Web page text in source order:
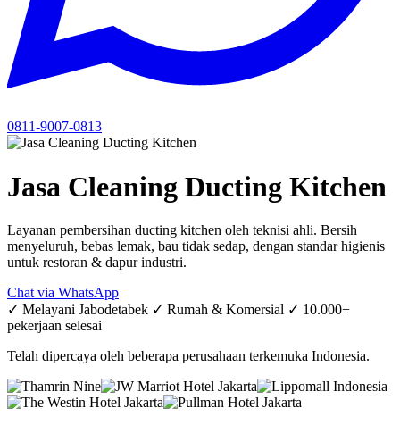
0811-9007-0813
Jasa Cleaning Ducting Kitchen
Layanan pembersihan ducting kitchen oleh teknisi ahli. Bersih
menyeluruh, bebas lemak, bau tidak sedap, dengan standar higienis
untuk restoran & dapur industri.
Chat via WhatsApp
✓ Melayani Jabodetabek ✓ Rumah & Komersial ✓ 10.000+
pekerjaan selesai
Telah dipercaya oleh beberapa perusahaan terkemuka Indonesia.